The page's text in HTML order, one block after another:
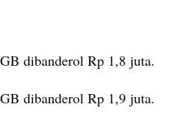
dibanderol Rp 1,8 juta.
dibanderol Rp 1,9 juta.